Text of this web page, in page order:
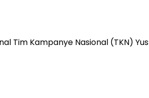
Tim Kampanye Nasional (TKN)